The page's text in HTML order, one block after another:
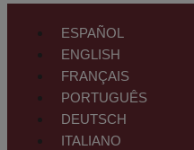
ESPAÑOL
ENGLISH
FRANÇAIS
PORTUGUÊS
DEUTSCH
ITALIANO